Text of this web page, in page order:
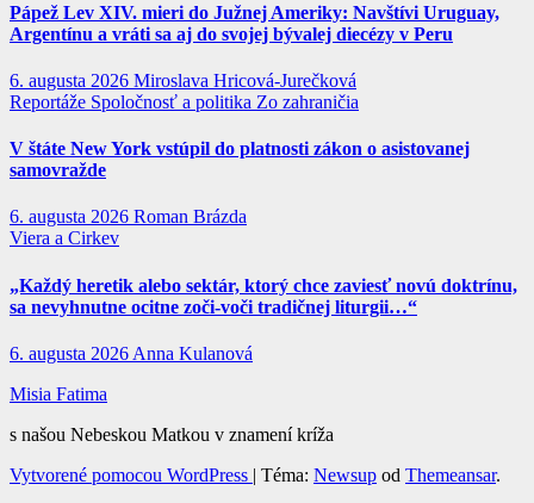
Pápež Lev XIV. mieri do Južnej Ameriky: Navštívi Uruguay,
Argentínu a vráti sa aj do svojej bývalej diecézy v Peru
6. augusta 2026 Miroslava Hricová-Jurečková
Reportáže Spoločnosť a politika Zo zahraničia
V štáte New York vstúpil do platnosti zákon o asistovanej
samovražde
6. augusta 2026 Roman Brázda
Viera a Cirkev
„Každý heretik alebo sektár, ktorý chce zaviesť novú doktrínu,
sa nevyhnutne ocitne zoči-voči tradičnej liturgii…“
6. augusta 2026 Anna Kulanová
Misia Fatima
s našou Nebeskou Matkou v znamení kríža
Vytvorené pomocou WordPress | Téma: Newsup od Themeansar.